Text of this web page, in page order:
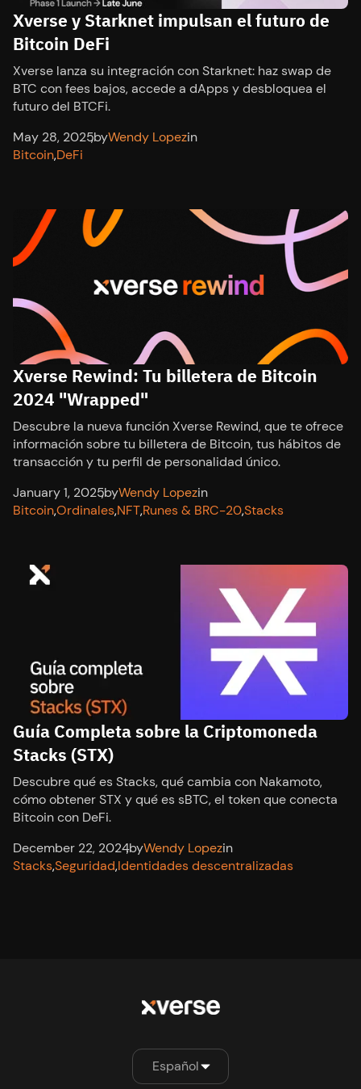
Xverse y Starknet impulsan el futuro de
Bitcoin DeFi
Xverse lanza su integración con Starknet: haz swap de
BTC con fees bajos, accede a dApps y desbloquea el
futuro del BTCFi.
May 28, 2025,byWendy Lopezin
Bitcoin,DeFi
Xverse Rewind: Tu billetera de Bitcoin
2024 "Wrapped"
Descubre la nueva función Xverse Rewind, que te ofrece
información sobre tu billetera de Bitcoin, tus hábitos de
transacción y tu perfil de personalidad único.
January 1, 2025,byWendy Lopezin
Bitcoin,Ordinales,NFT,Runes & BRC-20,Stacks
Guía Completa sobre la Criptomoneda
Stacks (STX)
Descubre qué es Stacks, qué cambia con Nakamoto,
cómo obtener STX y qué es sBTC, el token que conecta
Bitcoin con DeFi.
December 22, 2024
,byWendy Lopezin
Stacks,Seguridad,Identidades descentralizadas
Español